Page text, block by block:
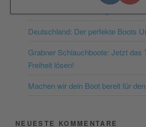
powered by
Consent Management
Deutschland: Der perfekte Boots
Grabner Schlauchboote: Jetzt das
Freiheit lösen!
Machen wir dein Boot bereit für
NEUESTE KOMMENTARE